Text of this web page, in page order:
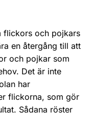
flickors och pojkars
en återgång till att
och pojkar som
Det är inte
har
flickorna, som gör
Sådana röster